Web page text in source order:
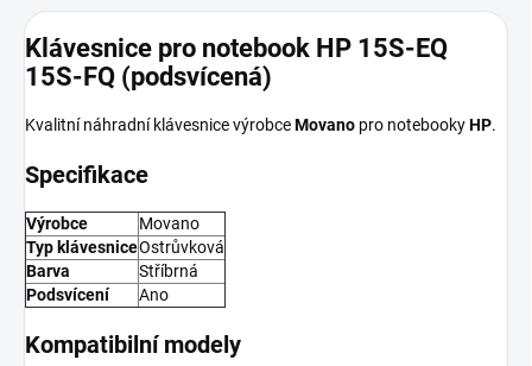
Klávesnice pro notebook HP 15S-EQ
15S-FQ (podsvícená)
Kvalitní náhradní klávesnice výrobceMovano pro notebookyHP.
Specifikace
Výrobce
Movano
Typ klávesniceOstrůvková
Barva
Stříbrná
Podsvícení
Ano
Kompatibilní modely